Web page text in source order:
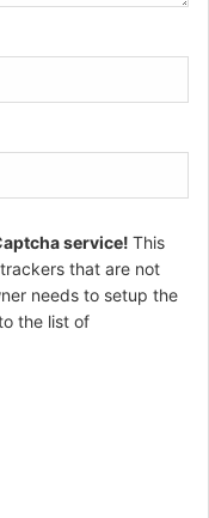
service! This
that are not
needs to setup the
the list of